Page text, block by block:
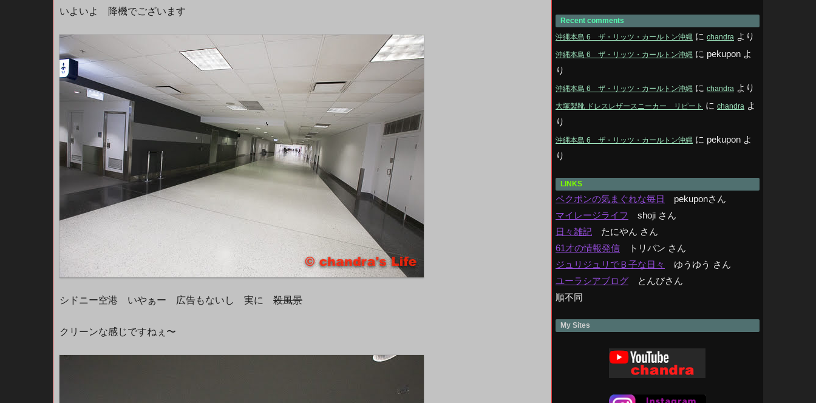
いよいよ 降機でございます
シドニー空港 いやぁー 広告もないし 実に 殺風景
クリーンな感じですねぇ〜
Recent comments
沖縄本島 6 ザ・リッツ・カールトン沖縄 に chandra より
沖縄本島 6 ザ・リッツ・カールトン沖縄 に pekupon よ
り
沖縄本島 6 ザ・リッツ・カールトン沖縄 に chandra より
大塚製靴 ドレスレザースニーカー リピート に chandra よ
り
沖縄本島 6 ザ・リッツ・カールトン沖縄 に pekupon よ
り
LINKS
ペクポンの気まぐれな毎日
pekuponさん
マイレージライフ
shoji さん
日々雑記 たにやん さん
61才の情報発信 トリバン さん
ジュリジュリでＢ子な日々
ゆうゆう さん
ユーラシアブログ とんびさん
順不同
My Sites